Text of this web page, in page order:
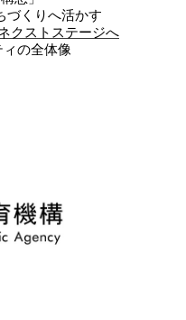
づくりへ活かす
クストステージへ
の全体像